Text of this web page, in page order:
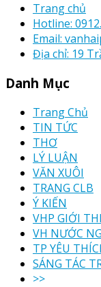
Trang chủ
Hotline:
Email:
Địa chỉ: 19
Danh Mục
Trang Chủ
TIN TỨC
THƠ
LÝ LUẬN
VĂN XUÔI
TRANG CLB
Ý KIẾN
VHP GIỚI
VH NƯỚC
TP YÊU
SÁNG TÁC
>>